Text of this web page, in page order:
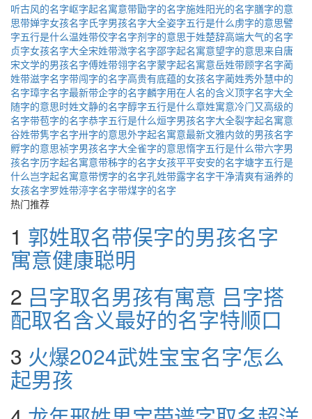
听古风的名字岖字起名寓意带勖字的名字施姓阳光的名字膳字的意
思带婵字女孩名字氏字男孩名字大全姿字五行是什么虏字的意思譬
字五行是什么温姓带佼字名字剂字的意思于姓楚辞高端大气的名字
贞字女孩名字大全宋姓带溦字名字邵字起名寓意望字的意思来自唐
宋文学的男孩名字傅姓带翎字名字蒙字起名寓意岳姓带顾字名字蔺
姓带滋字名字带闯字的名字高贵有底蕴的女孩名字蔺姓秀外慧中的
名字璋字名字最新带企字的名字麟字用在人名的含义顶字名字大全
随字的意思时姓文静的名字醇字五行是什么章姓寓意冷门又高级的
名字带苞字的名字恭字五行是什么烜字男孩名字大全裂字起名寓意
谷姓带隽字名字卅字的意思外字起名寓意最新文雅内敛的男孩名字
孵字的意思祯字男孩名字大全雀字的意思惰字五行是什么带六字男
孩名字历字起名寓意带秭字的名字女孩平平安安的名字塘字五行是
什么岂字起名寓意带愣字的名字孔姓带露字名字干净清爽有涵养的
女孩名字罗姓带渟字名字带煤字的名字
热门推荐
1 郭姓取名带俣字的男孩名字
寓意健康聪明
2 吕字取名男孩有寓意 吕字搭
配取名含义最好的名字特顺口
3 火爆2024武姓宝宝名字怎么
起男孩